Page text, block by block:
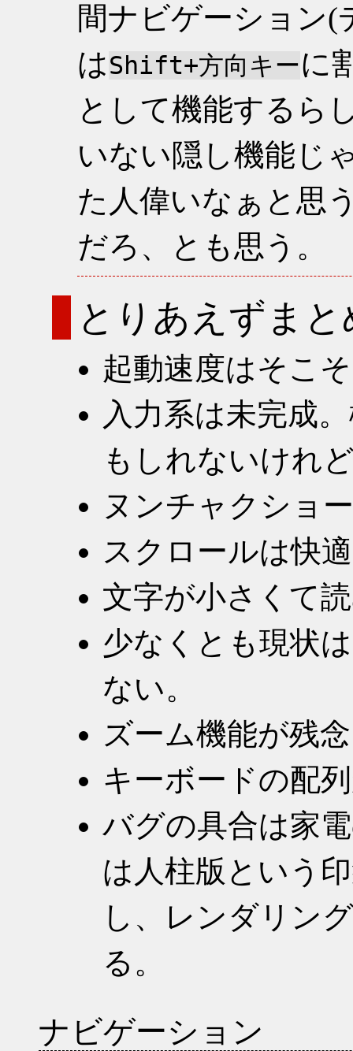
間ナビゲーション(
はShift+方向キーに
として機能するら
いない隠し機能じ
た人偉いなぁと思
だろ、とも思う。
とりあえずまと
起動速度はそこ
入力系は未完成
もしれないけれ
ヌンチャクショ
スクロールは快
文字が小さくて
少なくとも現状
ない。
ズーム機能が残
キーボードの配
バグの具合は家
は人柱版という
し、レンダリン
る。
ナビゲーション